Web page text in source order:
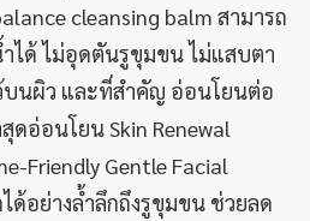
cleansing balm สามารถ
ได้ ไม่อุดตันรูขุมขน ไม่แสบตา
นผิว และที่สำคัญ อ่อนโยนต่อ
ดอ่อนโยน Skin Renewal
Friendly Gentle Facial
ด้อย่างล้ำลึกถึงรูขุมขน ช่วยลด